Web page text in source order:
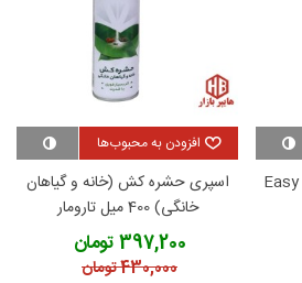
اسپری مورچه کش 400 میل Easy
افزودن به محبوب‌ها
اسپری حشره کش (خانه و گیاهان
خانگی) 400 میل تارومار
397,200 تومان
430,000 تومان